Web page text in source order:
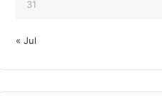
31
« Jul